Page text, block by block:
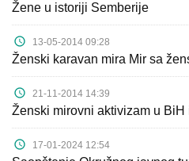
Žene u istoriji Semberije
13-05-2014 09:28
Ženski karavan mira Mir sa
21-11-2014 14:39
Ženski mirovni aktivizam u BiH
17-01-2024 12:54